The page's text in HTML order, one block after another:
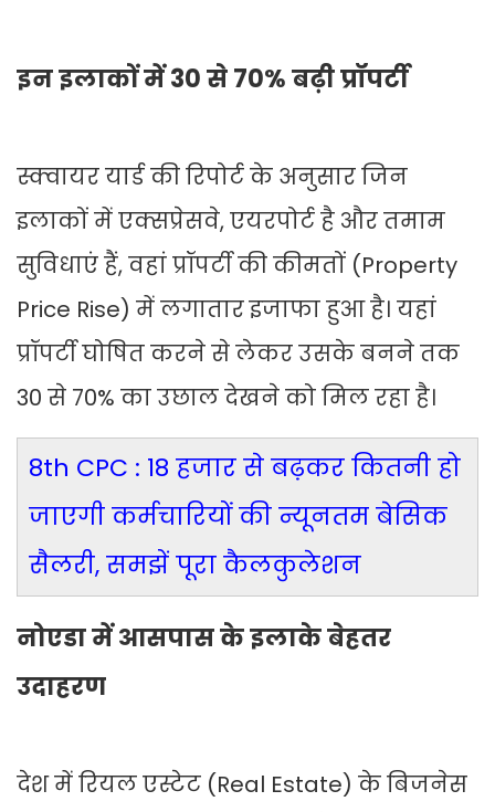
इन इलाकों में 30 से 70% बढ़ी प्रॉपर्टी
स्क्वायर यार्ड की रिपोर्ट के अनुसार जिन
इलाकों में एक्सप्रेसवे, एयरपोर्ट है और तमाम
सुविधाएं हैं, वहां प्रॉपर्टी की कीमतों (Property
Price Rise) में लगातार इजाफा हुआ है। यहां
प्रॉपर्टी घोषित करने से लेकर उसके बनने तक
30 से 70% का उछाल देखने को मिल रहा है।
8th CPC : 18 हजार से बढ़कर कितनी हो
जाएगी कर्मचारियों की न्यूनतम बेसिक
सैलरी, समझें पूरा कैलकुलेशन
नोएडा में आसपास के इलाके बेहतर
उदाहरण
देश में रियल एस्टेट (Real Estate) के बिजनेस